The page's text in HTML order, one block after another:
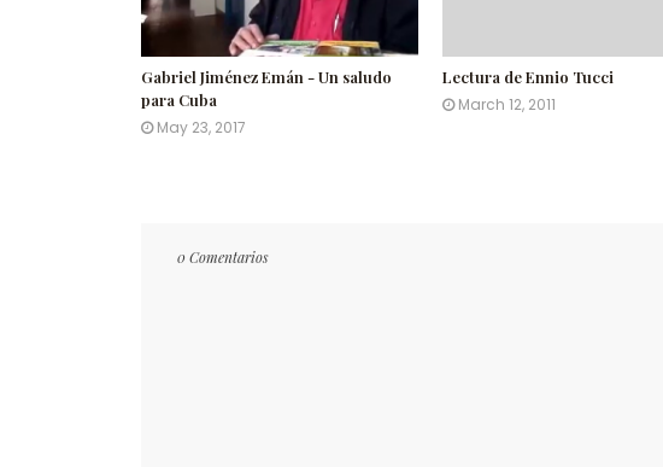
Gabriel Jiménez Emán - Un saludo
para Cuba
May 23, 2017
Lectura de Ennio Tucci
March 12, 2011
0 Comentarios